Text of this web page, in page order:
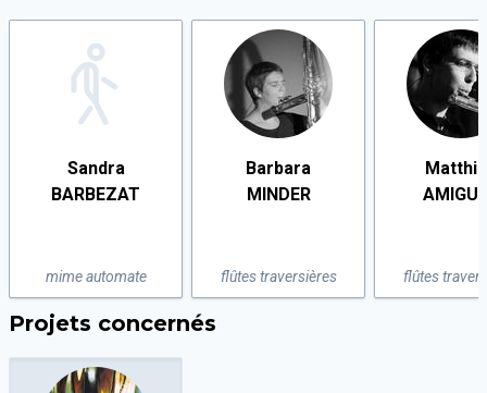
Sandra
BARBEZAT
mime automate
Barbara
MINDER
flûtes traversières flûtes
Projets concernés